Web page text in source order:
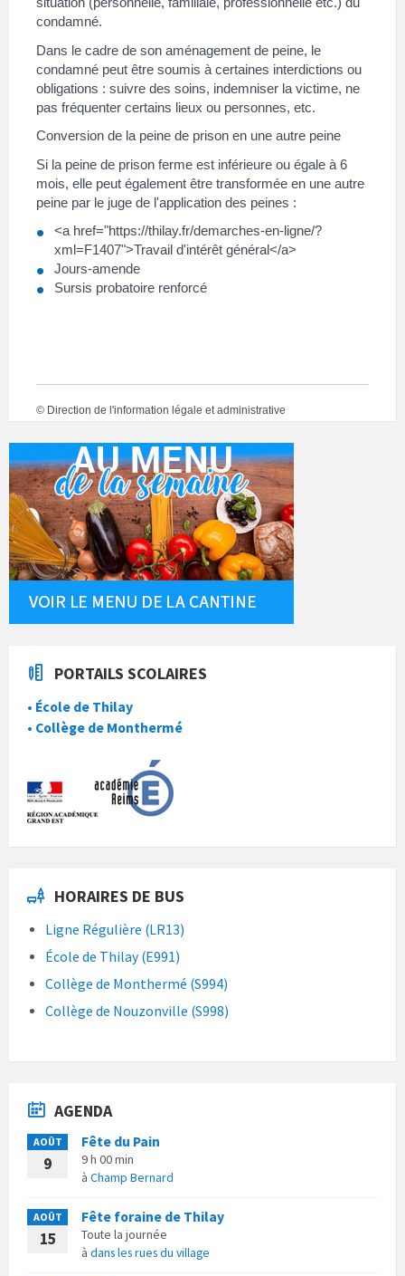
condamné.
Dans le cadre de son aménagement de peine, le
condamné peut être soumis à certaines interdictions ou
obligations : suivre des soins, indemniser la victime, ne
pas fréquenter certains lieux ou personnes, etc.
Conversion de la peine de prison en une autre peine
Si la peine de prison ferme est inférieure ou égale à 6
mois, elle peut également être transformée en une autre
peine par le juge de l'application des peines :
<a href="https://thilay.fr/demarches-en-ligne/?
xml=F1407">Travail d'intérêt général</a>
Jours-amende
Sursis probatoire renforcé
© Direction de l'information légale et administrative
PORTAILS SCOLAIRES
• École de Thilay
• Collège de Monthermé
HORAIRES DE BUS
Ligne Régulière (LR13)
École de Thilay (E991)
Collège de Monthermé (S994)
Collège de Nouzonville (S998)
AGENDA
AOÛT
9
Fête du Pain
9 h 00 min
à Champ Bernard
AOÛT
15
Fête foraine de Thilay
Toute la journée
à dans les rues du village